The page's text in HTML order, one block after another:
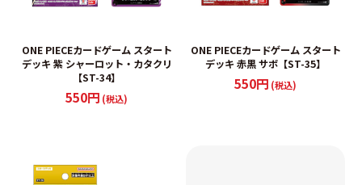
ONE PIECEカードゲーム スタート
デッキ 紫 シャーロット・カタクリ
【ST-34】
550円 (税込)
ONE PIECEカードゲーム スタート
デッキ 赤黒 サボ【ST-35】
550円 (税込)